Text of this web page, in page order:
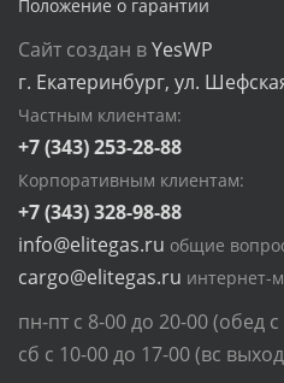
Положение о гарантии
Сайт создан вYesWP
г. Екатеринбург, ул.
Частным клиентам:
+7 (343) 253-28-88
Корпоративным клиентам:
+7 (343) 328-98-88
info@elitegas.ru общие
cargo@elitegas.ru интернет-
пн-пт с 8-00 до 20-00 (обед
сб с 10-00 до 17-00 (вс